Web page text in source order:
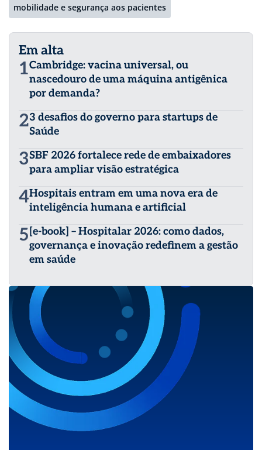
mobilidade e segurança aos pacientes
Em alta
1Cambridge: vacina universal, ou
nascedouro de uma máquina antigênica
por demanda?
23 desafios do governo para startups de
Saúde
3SBF 2026 fortalece rede de embaixadores
para ampliar visão estratégica
4Hospitais entram em uma nova era de
inteligência humana e artificial
5 [e-book] – Hospitalar 2026: como dados,
governança e inovação redefinem a gestão
em saúde